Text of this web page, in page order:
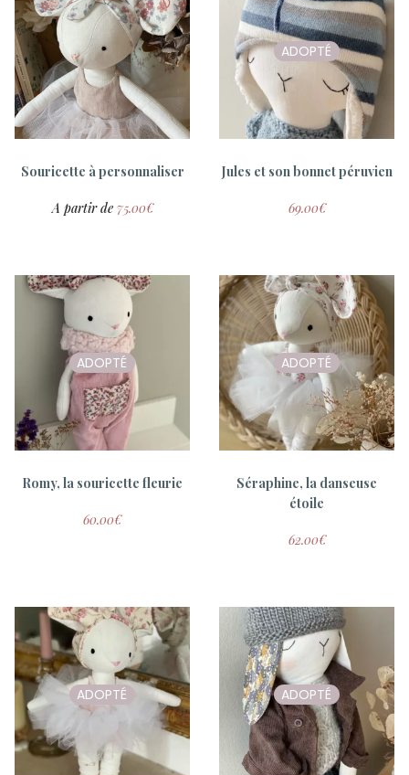
Souricette à personnaliser
A partir de 75.00€
ADOPTÉ
Jules et son bonnet péruvien
69.00€
ADOPTÉ
Romy, la souricette fleurie
60.00€
ADOPTÉ
Séraphine, la danseuse
étoile
62.00€
ADOPTÉ ADOPTÉ
Tambour Love
15.00€
Paulette, la lapinette
65.00 €
Tambour à personnaliser
(16 cm)
19.00€
Baby Box Gaston
75.00€
ADOPTÉ
Baby Box Lou
75.00€